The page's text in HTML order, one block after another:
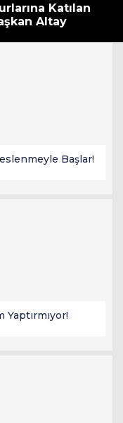
Katılan
Altay
Başlar!